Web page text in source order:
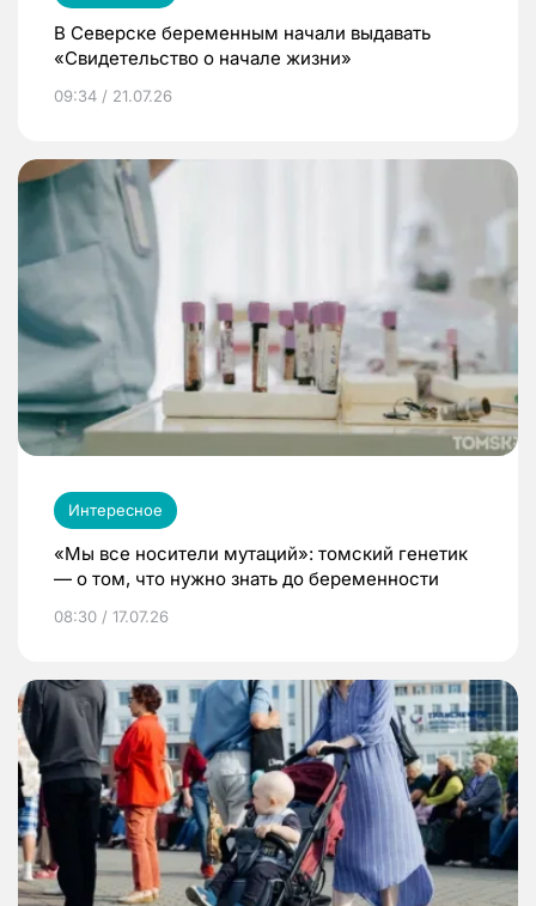
В Северске беременным начали выдавать
«Свидетельство о начале жизни»
09:34 / 21.07.26
Интересное
«Мы все носители мутаций»: томский генетик
— о том, что нужно знать до беременности
08:30 / 17.07.26